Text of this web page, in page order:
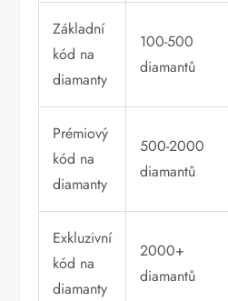
Základní
kód na
diamanty
100-500
diamantů
Prémiový
kód na
diamanty
500-2000
diamantů
Exkluzivní
kód na
diamanty
2000+
diamantů